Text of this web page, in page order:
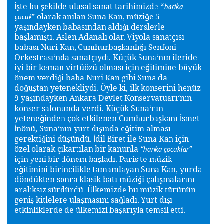
İşte bu şekilde ulusal sanat tarihimizde “harika
çocuk” olarak anılan Suna Kan, müziğe 5
yaşındayken babasından aldığı derslerle
başlamıştı. Aslen Adanalı olan Viyola sanatçısı
babası Nuri Kan, Cumhurbaşkanlığı Senfoni
Orkestrası‘nda sanatçıydı. Küçük Suna‘nın ileride
iyi bir keman virtüözü olması için eğitimine büyük
önem verdiği baba Nuri Kan gibi Suna da
doğuştan yetenekliydi. Öyle ki, ilk konserini henüz
9 yaşındayken Ankara Devlet Konservatuarı‘nın
konser salonunda verdi. Küçük Suna‘nın
yeteneğinden çok etkilenen Cumhurbaşkanı İsmet
İnönü, Suna‘nın yurt dışında eğitim alması
gerektiğini düşündü. İdil Biret ile Suna Kan için
özel olarak çıkartılan bir kanunla “harika çocuklar”
için yeni bir dönem başladı. Paris’te müzik
eğitimini birincilikle tamamlayan Suna Kan, yurda
döndükten sonra klasik batı müziği çalışmalarını
aralıksız sürdürdü. Ülkemizde bu müzik türünün
geniş kitlelere ulaşmasını sağladı. Yurt dışı
etkinliklerde de ülkemizi başarıyla temsil etti.